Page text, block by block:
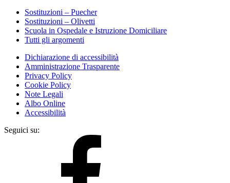
Sostituzioni – Puecher
Sostituzioni – Olivetti
Scuola in Ospedale e Istruzione Domiciliare
Tutti gli argomenti
Dichiarazione di accessibilità
Amministrazione Trasparente
Privacy Policy
Cookie Policy
Note Legali
Albo Online
Accessibilità
Seguici su: